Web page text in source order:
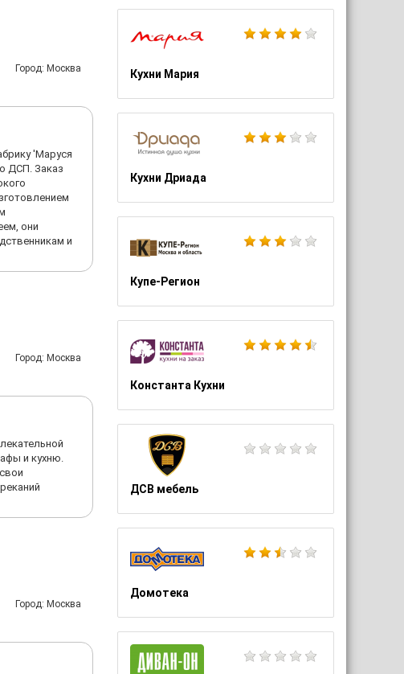
Кухни Мария
Кухни Дриада
Купе-Регион
Константа Кухни
ДСВ мебель
Домотека
Город: Москва
'Маруся
ДСП. Заказ
они
и
Город: Москва
и кухню.
Город: Москва